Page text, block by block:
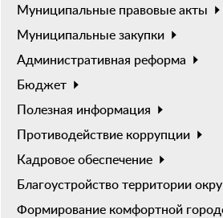
Муниципальные правовые акты
Муниципальные закупки
Административная реформа
Бюджет
Полезная информация
Противодействие коррупции
Кадровое обеспечение
Благоустройство территории
Формирование комфортной